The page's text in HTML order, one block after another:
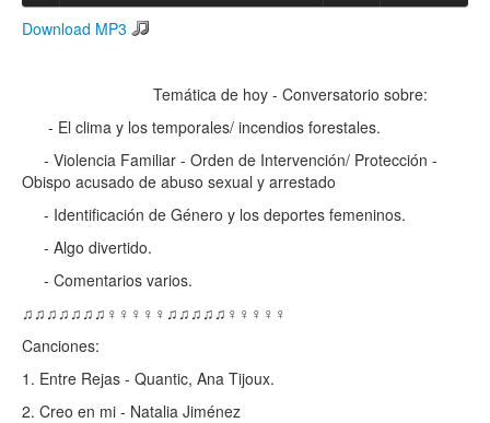
Download MP3
Temática de hoy - Conversatorio sobre:
- El clima y los temporales/ incendios forestales.
- Violencia Familiar - Orden de Intervención/ Protección -
Obispo acusado de abuso sexual y arrestado
- Identificación de Género y los deportes femeninos.
- Algo divertido.
- Comentarios varios.
♫♫♫♫♫♫♫♀♀♀♀♀♫♫♫♫♫♀♀♀♀♀
Canciones:
1. Entre Rejas - Quantic, Ana Tijoux.
2. Creo en mi - Natalia Jiménez